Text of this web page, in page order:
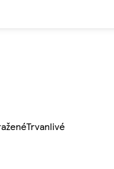
Trvanlivé